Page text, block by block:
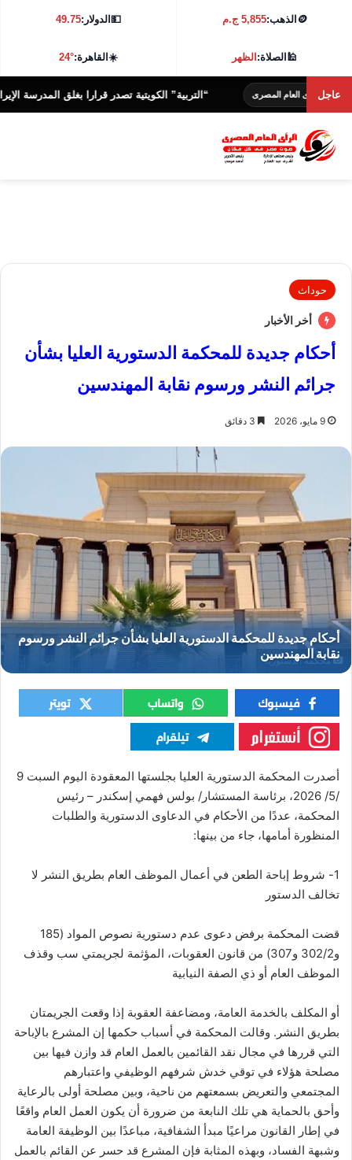
🪙 الذهب:5,855 ج.م 💵الدولار:49.75
🕌الصلاة:الظهر ☀️القاهرة:24°
عاجل
العام المصرى “التربية” الكويتية تصدر قرارا بغلق المدرسة الإيرانية
حوداث
أخر الأخبار
أحكام جديدة للمحكمة الدستورية العليا بشأن
جرائم النشر ورسوم نقابة المهندسين
9 مايو، 2026
محكمة الدستورية
أصدرت المحكمة الدستورية العليا بجلستها المعقودة اليوم السبت 9
/5/ 2026، برئاسة المستشار/ بولس فهمي إسكندر – رئيس
المحكمة، عددًا من الأحكام في الدعاوى الدستورية والطلبات
المنظورة أمامها، جاء من بينها:
1- شروط إباحة الطعن في أعمال الموظف العام بطريق النشر لا
تخالف الدستور
قضت المحكمة برفض دعوى عدم دستورية نصوص المواد (185
و302/2 و307) من قانون العقوبات، المؤثمة لجريمتي سب وقذف
الموظف العام أو ذي الصفة النيابية
أو المكلف بالخدمة العامة، ومضاعفة العقوبة إذا وقعت الجريمتان
بطريق النشر. وقالت المحكمة في أسباب حكمها إن المشرع بالإباحة
التي قررها في مجال نقد القائمين بالعمل العام قد وازن فيها بين
مصلحة هؤلاء في توقي خدش شرفهم الوظيفي واعتبارهم
المجتمعي والتعريض بسمعتهم من ناحية، وبين مصلحة أولى بالرعاية
وأحق بالحماية هي تلك النابعة من ضرورة أن يكون العمل العام واقعًا
في إطار القانون مراعيًا مبدأ الشفافية، مباعدًا بين الوظيفة العامة
وشبهة الفساد، وبهذه المثابة فإن المشرع قد حسر عن القائم بالعمل